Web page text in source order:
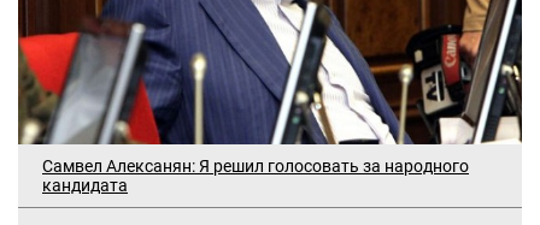
Самвел Алексанян: Я решил голосовать за народного
кандидата